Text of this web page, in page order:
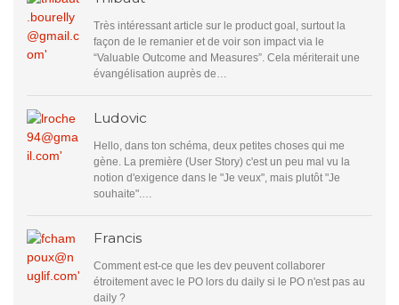
Très intéressant article sur le product goal, surtout la
façon de le remanier et de voir son impact via le
“Valuable Outcome and Measures”. Cela mériterait une
évangélisation auprès de…
Ludovic
Hello, dans ton schéma, deux petites choses qui me
gène. La première (User Story) c'est un peu mal vu la
notion d'exigence dans le "Je veux", mais plutôt "Je
souhaite".…
Francis
Comment est-ce que les dev peuvent collaborer
étroitement avec le PO lors du daily si le PO n'est pas au
daily ?